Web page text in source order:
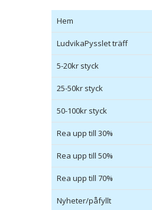
Hem
LudvikaPysslet träff
5-20kr styck
25-50kr styck
50-100kr styck
Rea upp till 30%
Rea upp till 50%
Rea upp till 70%
Nyheter/påfyllt